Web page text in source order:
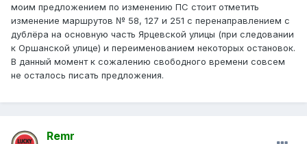
моим предложением по изменению ПС стоит отметить
изменение маршрутов № 58, 127 и 251 с перенаправлением с
дублёра на основную часть Ярцевской улицы (при следовании
к Оршанской улице) и переименованием некоторых остановок.
В данный момент к сожалению свободного времени совсем
не осталось писать предложения.
Remr